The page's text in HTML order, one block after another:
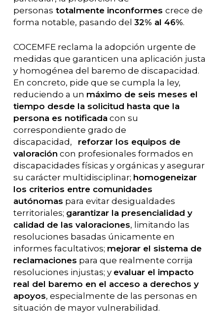
personas totalmente inconformes crece de
forma notable, pasando del 32% al 46%.
COCEMFE reclama la adopción urgente de
medidas que garanticen una aplicación justa
y homogénea del baremo de discapacidad.
En concreto, pide que se cumpla la ley,
reduciendo a un máximo de seis meses el
tiempo desde la solicitud hasta que la
persona es notificadacon su
correspondiente grado de
discapacidad, reforzar los equipos de
valoración con profesionales formados en
discapacidades físicas y orgánicas y asegurar
su carácter multidisciplinar; homogeneizar
los criterios entre comunidades
autónomas para evitar desigualdades
territoriales; garantizar la presencialidad y
calidad de las valoraciones, limitando las
resoluciones basadas únicamente en
informes facultativos; mejorar el sistema de
reclamaciones para que realmente corrija
resoluciones injustas; y evaluar el impacto
real del baremo en el acceso a derechos y
apoyos, especialmente de las personas en
situación de mayor vulnerabilidad.